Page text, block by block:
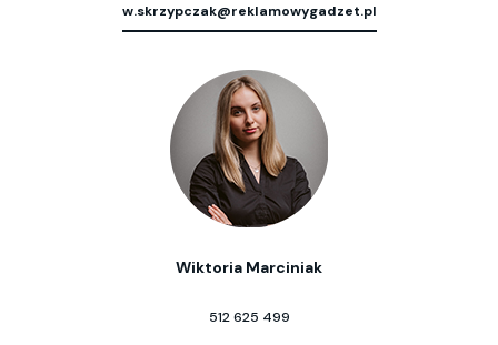
w.skrzypczak@reklamowygadzet.pl
Wiktoria Marciniak
512 625 499